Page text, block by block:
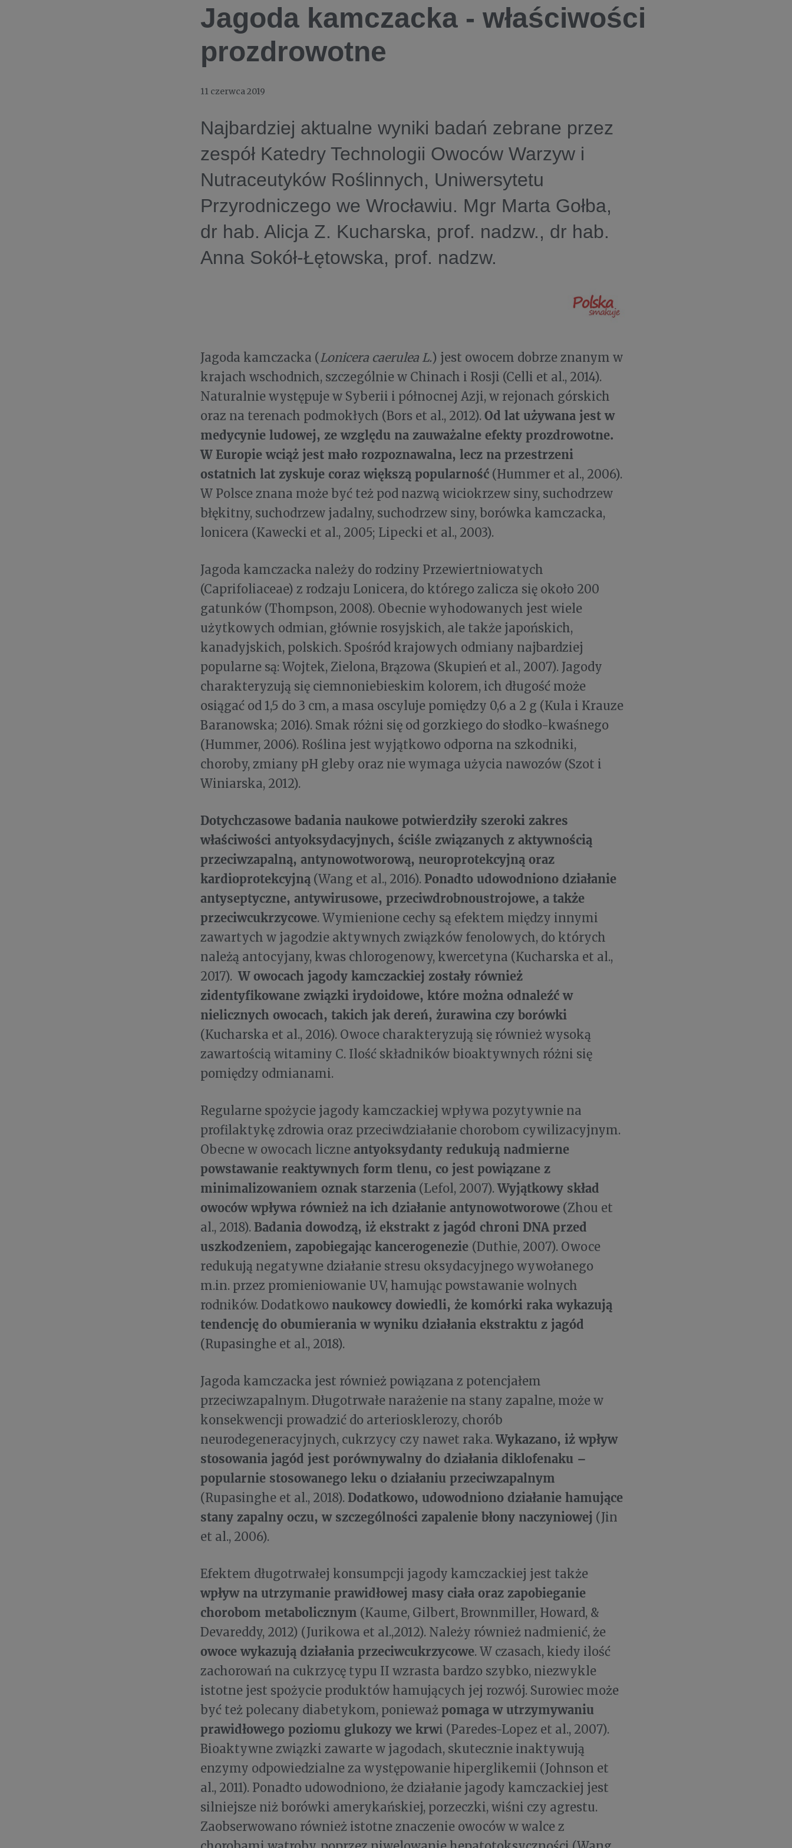
Jagoda kamczacka - właściwości
prozdrowotne
11 czerwca 2019
Najbardziej aktualne wyniki badań zebrane przez
zespół Katedry Technologii Owoców Warzyw i
Nutraceutyków Roślinnych, Uniwersytetu
Przyrodniczego we Wrocławiu. Mgr Marta Gołba,
dr hab. Alicja Z. Kucharska, prof. nadzw., dr hab.
Anna Sokół-Łętowska, prof. nadzw.
Jagoda kamczacka ( Lonicera caerulea L.) jest owocem dobrze znanym w
krajach wschodnich, szczególnie w Chinach i Rosji (Celli et al., 2014).
Naturalnie występuje w Syberii i północnej Azji, w rejonach górskich
oraz na terenach podmokłych (Bors et al., 2012). Od lat używana jest w
medycynie ludowej, ze względu na zauważalne efekty prozdrowotne.
W Europie wciąż jest mało rozpoznawalna, lecz na przestrzeni
ostatnich lat zyskuje coraz większą popularność (Hummer et al., 2006).
W Polsce znana może być też pod nazwą wiciokrzew siny, suchodrzew
błękitny, suchodrzew jadalny, suchodrzew siny, borówka kamczacka,
lonicera (Kawecki et al., 2005; Lipecki et al., 2003).
Jagoda kamczacka należy do rodziny Przewiertniowatych
(Caprifoliaceae) z rodzaju Lonicera, do którego zalicza się około 200
gatunków (Thompson, 2008). Obecnie wyhodowanych jest wiele
użytkowych odmian, głównie rosyjskich, ale także japońskich,
kanadyjskich, polskich. Spośród krajowych odmiany najbardziej
popularne są: Wojtek, Zielona, Brązowa (Skupień et al., 2007). Jagody
charakteryzują się ciemnoniebieskim kolorem, ich długość może
osiągać od 1,5 do 3 cm, a masa oscyluje pomiędzy 0,6 a 2 g (Kula i Krauze
Baranowska; 2016). Smak różni się od gorzkiego do słodko-kwaśnego
(Hummer, 2006). Roślina jest wyjątkowo odporna na szkodniki,
choroby, zmiany pH gleby oraz nie wymaga użycia nawozów (Szot i
Winiarska, 2012).
Dotychczasowe badania naukowe potwierdziły szeroki zakres
właściwości antyoksydacyjnych, ściśle związanych z aktywnością
przeciwzapalną, antynowotworową, neuroprotekcyjną oraz
kardioprotekcyjną (Wang et al., 2016). Ponadto udowodniono działanie
antyseptyczne, antywirusowe, przeciwdrobnoustrojowe, a także
przeciwcukrzycowe. Wymienione cechy są efektem między innymi
zawartych w jagodzie aktywnych związków fenolowych, do których
należą antocyjany, kwas chlorogenowy, kwercetyna (Kucharska et al.,
2017).W owocach jagody kamczackiej zostały również
zidentyfikowane związki irydoidowe, które można odnaleźć w
nielicznych owocach, takich jak dereń, żurawina czy borówki
(Kucharska et al., 2016). Owoce charakteryzują się również wysoką
zawartością witaminy C. Ilość składników bioaktywnych różni się
pomiędzy odmianami.
Regularne spożycie jagody kamczackiej wpływa pozytywnie na
profilaktykę zdrowia oraz przeciwdziałanie chorobom cywilizacyjnym.
Obecne w owocach liczne antyoksydanty redukują nadmierne
powstawanie reaktywnych form tlenu, co jest powiązane z
minimalizowaniem oznak starzenia (Lefol, 2007).Wyjątkowy skład
owoców wpływa również na ich działanie antynowotworowe (Zhou et
al., 2018). Badania dowodzą, iż ekstrakt z jagód chroni DNA przed
uszkodzeniem, zapobiegając kancerogenezie (Duthie, 2007). Owoce
redukują negatywne działanie stresu oksydacyjnego wywołanego
m.in. przez promieniowanie UV, hamując powstawanie wolnych
rodników. Dodatkowo naukowcy dowiedli, że komórki raka wykazują
tendencję do obumierania w wyniku działania ekstraktu z jagód
(Rupasinghe et al., 2018).
Jagoda kamczacka jest również powiązana z potencjałem
przeciwzapalnym. Długotrwałe narażenie na stany zapalne, może w
konsekwencji prowadzić do arteriosklerozy, chorób
neurodegeneracyjnych, cukrzycy czy nawet raka.Wykazano, iż wpływ
stosowania jagód jest porównywalny do działania diklofenaku –
popularnie stosowanego leku o działaniu przeciwzapalnym
(Rupasinghe et al., 2018). Dodatkowo, udowodniono działanie hamujące
stany zapalny oczu, w szczególności zapalenie błony naczyniowej (Jin
et al., 2006).
Efektem długotrwałej konsumpcji jagody kamczackiej jest także
wpływ na utrzymanie prawidłowej masy ciała oraz zapobieganie
chorobom metabolicznym (Kaume, Gilbert, Brownmiller, Howard, &
Devareddy, 2012) (Jurikowa et al.,2012). Należy również nadmienić, że
owoce wykazują działania przeciwcukrzycowe. W czasach, kiedy ilość
zachorowań na cukrzycę typu II wzrasta bardzo szybko, niezwykle
istotne jest spożycie produktów hamujących jej rozwój. Surowiec może
być też polecany diabetykom, ponieważ pomaga w utrzymywaniu
prawidłowego poziomu glukozy we krwi (Paredes-Lopez et al., 2007).
Bioaktywne związki zawarte w jagodach, skutecznie inaktywują
enzymy odpowiedzialne za występowanie hiperglikemii (Johnson et
al., 2011). Ponadto udowodniono, że działanie jagody kamczackiej jest
silniejsze niż borówki amerykańskiej, porzeczki, wiśni czy agrestu.
Zaobserwowano również istotne znaczenie owoców w walce z